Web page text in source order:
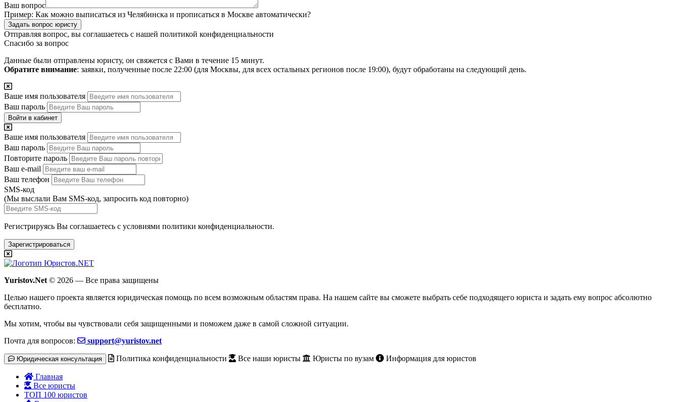
Ваш вопрос
Пример: Как можно выписаться из Челябинска и прописаться в Москве автоматически?
Задать вопрос юристу
Отправляя вопрос, вы соглашаетесь с нашей политикой конфиденциальности
Спасибо за вопрос
Данные были отправлены юристу, он свяжется с Вами в течение 15 минут.
Обратите внимание: заявки, полученные после 22:00 (для Москвы, для всех остальных регионов после 19:00), будут обработаны на следующий день.
Ваше имя пользователя
Ваш пароль
Войти в кабинет
Ваше имя пользователя
Ваш пароль
Повторите пароль
Ваш e-mail
Ваш телефон
SMS-код
(Мы выслали Вам SMS-код, запросить код повторно)
Регистрируясь Вы соглашаетесь с условиями политики конфиденциальности.
Зарегистрироваться
Yuristov.Net © 2026 — Все права защищены
Целью нашего проекта является юридическая помощь по всем возможным областям права. На нашем сайте вы сможете выбрать себе подходящего юриста и задать ему вопрос абсолютно
бесплатно.
Мы хотим, чтобы вы чувствовали себя защищенными и поможем даже в самой сложной ситуации.
Почта для вопросов:
support@yuristov.net
Юридическая консультация Политика конфиденциальности Все наши юристы Юристы по вузам Информация для юристов
Главная
Все юристы
ТОП 100 юристов